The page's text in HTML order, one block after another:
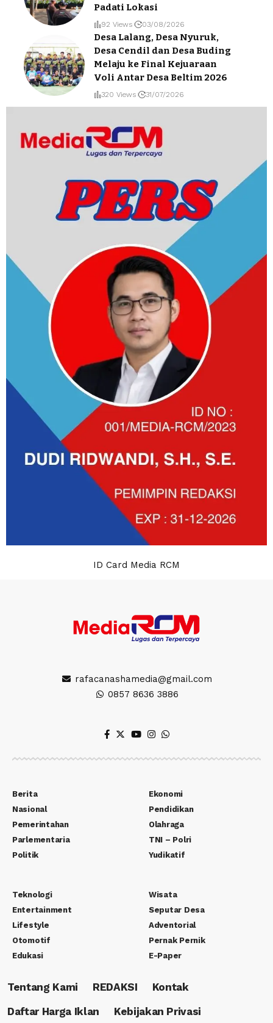
Padati Lokasi
92 Views 03/08/2026
Desa Lalang, Desa Nyuruk,
Desa Cendil dan Desa Buding
Melaju ke Final Kejuaraan
Voli Antar Desa Beltim 2026
320 Views 31/07/2026
ID Card Media RCM
rafacanashamedia@gmail.com
0857 8636 3886
Berita
Nasional
Pemerintahan
Parlementaria
Politik
Ekonomi
Pendidikan
Olahraga
TNI – Polri
Yudikatif
Teknologi
Entertainment
Lifestyle
Otomotif
Edukasi
Wisata
Seputar Desa
Adventorial
Pernak Pernik
E-Paper
Tentang Kami REDAKSI
Kontak
Daftar Harga Iklan
Kebijakan Privasi